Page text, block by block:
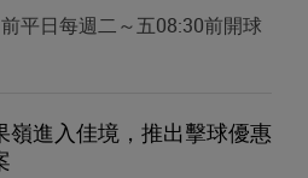
平日每週二～五08:30前開球
嶺進入佳境，推出擊球優惠